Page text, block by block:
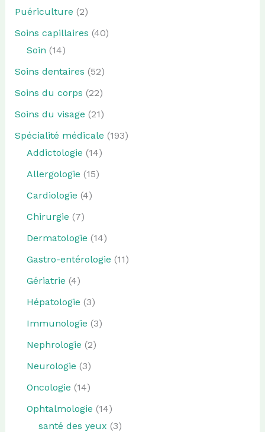
Puériculture (2)
Soins capillaires (40)
Soin (14)
Soins dentaires (52)
Soins du corps (22)
Soins du visage (21)
Spécialité médicale (193)
Addictologie (14)
Allergologie (15)
Cardiologie (4)
Chirurgie (7)
Dermatologie (14)
Gastro-entérologie (11)
Gériatrie (4)
Hépatologie (3)
Immunologie (3)
Nephrologie (2)
Neurologie (3)
Oncologie (14)
Ophtalmologie (14)
santé des yeux (3)